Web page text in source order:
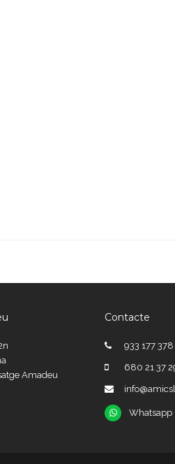
Amadeu
Contacte
933 177 378
680 21 37
Whatsapp
Whatsapp